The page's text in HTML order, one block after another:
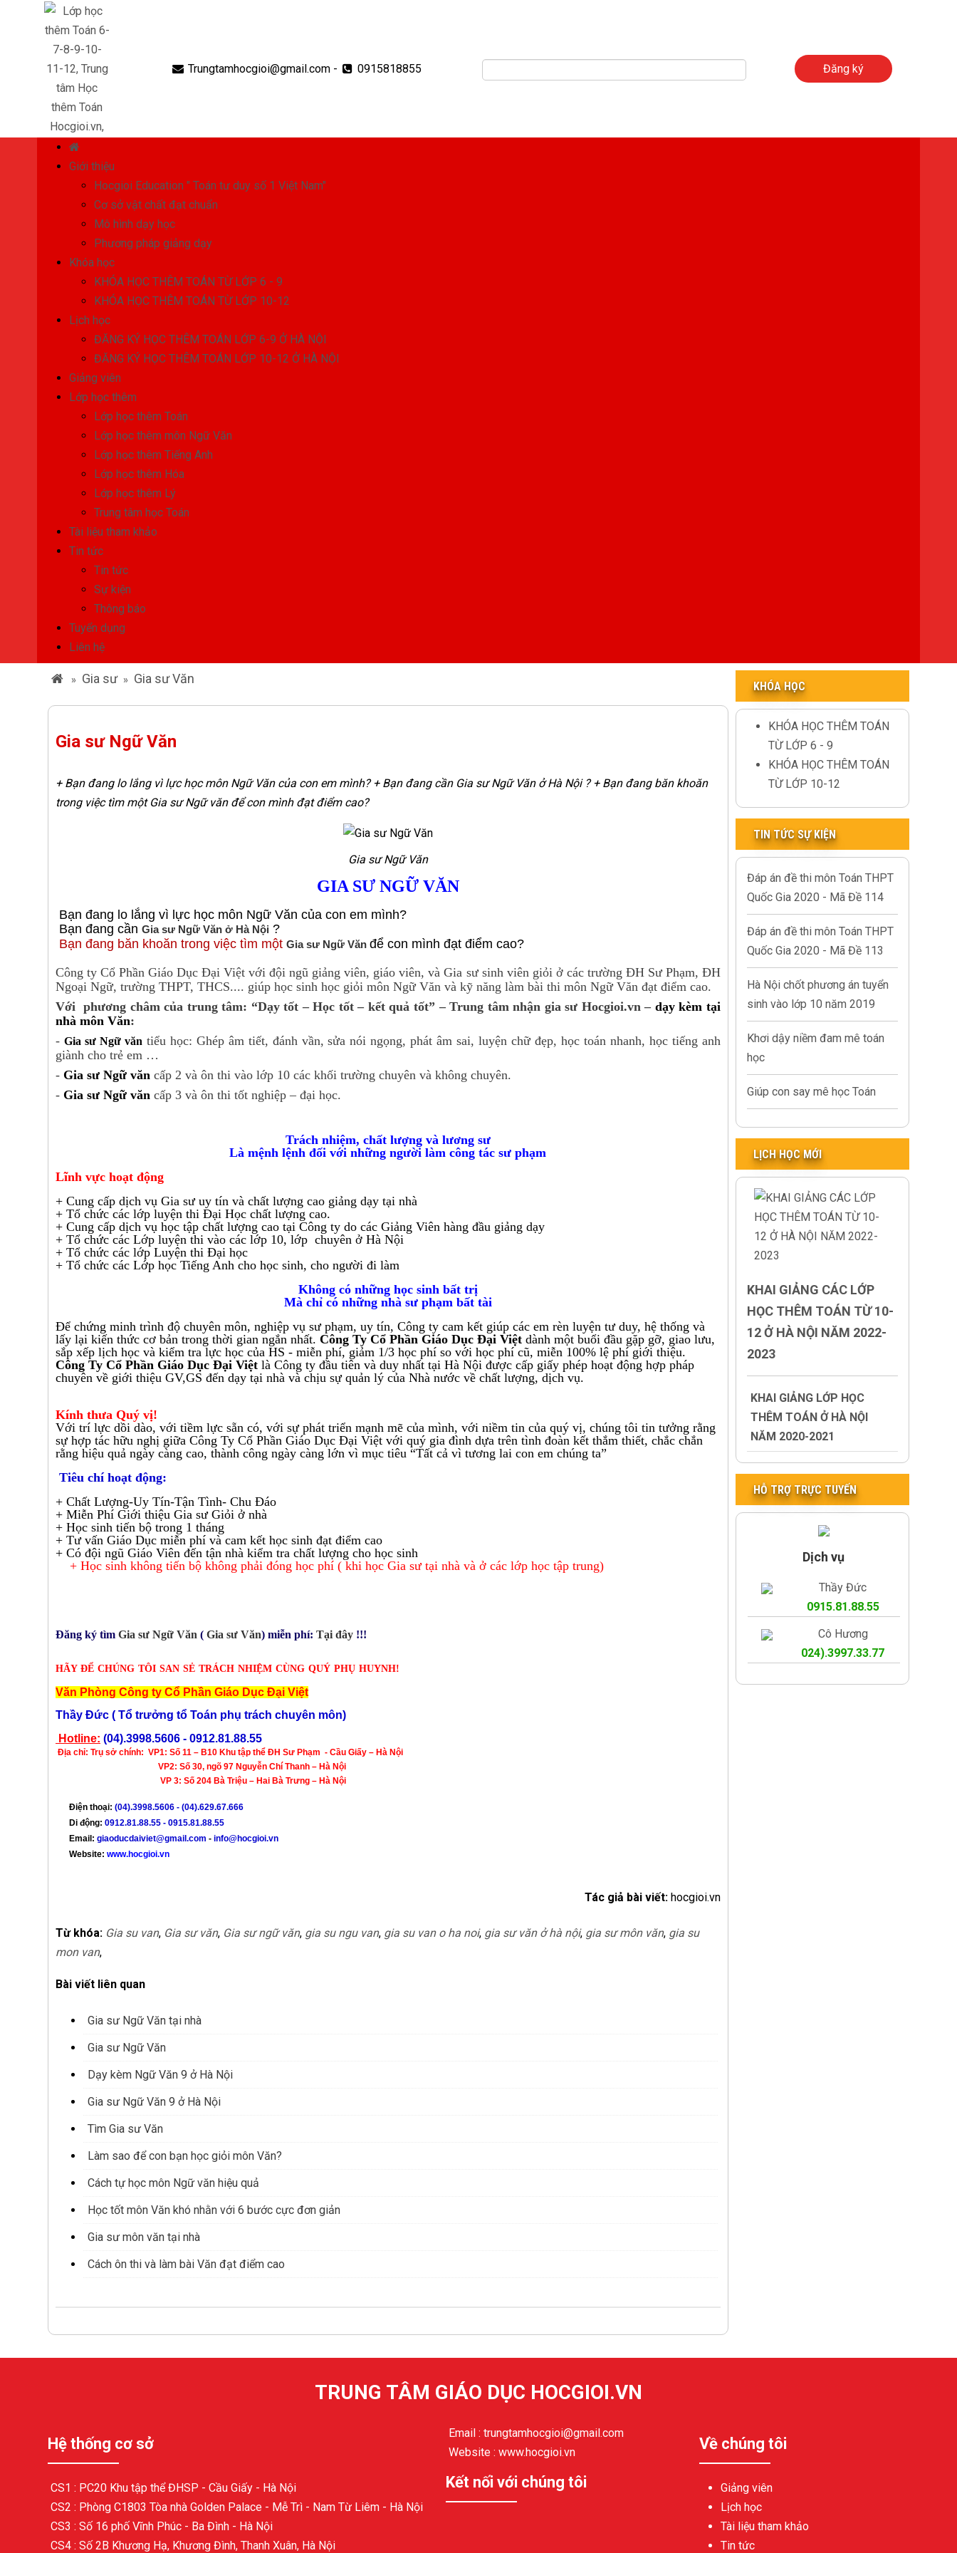
Trungtamhocgioi@gmail.com- 0915818855 Đăng ký
Giới thiệu
Hocgioi Education " Toán tư duy số 1 Việt Nam"
Cơ sở vật chất đạt chuẩn
Mô hình dạy học
Phương pháp giảng dạy
Khóa học
KHÓA HỌC THÊM TOÁN TỪ LỚP 6 - 9
KHÓA HỌC THÊM TOÁN TỪ LỚP 10-12
Lịch học
ĐĂNG KÝ HỌC THÊM TOÁN LỚP 6-9 Ở HÀ NỘI
ĐĂNG KÝ HỌC THÊM TOÁN LỚP 10-12 Ở HÀ NỘI
Giảng viên
Lớp học thêm
Lớp học thêm Toán
Lớp học thêm môn Ngữ Văn
Lớp học thêm Tiếng Anh
Lớp học thêm Hóa
Lớp học thêm Lý
Trung tâm học Toán
Tài liệu tham khảo
Tin tức
Tin tức
Sự kiện
Thông báo
Tuyển dụng
Liên hệ
» Gia sư » Gia sư Văn
Gia sư Ngữ Văn
+ Bạn đang lo lắng vì lực học môn Ngữ Văn của con em mình? + Bạn đang cần Gia sư Ngữ Văn ở Hà Nội ? + Bạn đang băn khoăn
trong việc tìm một Gia sư Ngữ văn để con mình đạt điểm cao?
Gia sư Ngữ Văn
GIA SƯ NGỮ VĂN
Bạn đang lo lắng vì lực học môn Ngữ Văn của con em mình?
Bạn đang cần Gia sư Ngữ Văn ở Hà Nội ?
Bạn đang băn khoăn trong việc tìm một Gia sư Ngữ Văn để con mình đạt điểm cao?
Công ty Cổ Phần Giáo Dục Đại Việt với đội ngũ giảng viên, giáo viên, và Gia sư sinh viên giỏi ở các trường ĐH Sư Phạm, ĐH
Ngoại Ngữ, trường THPT, THCS.... giúp học sinh học giỏi môn Ngữ Văn và kỹ năng làm bài thi môn Ngữ Văn đạt điểm cao.
Với phương châm của trung tâm: “Dạy tốt – Học tốt – kết quả tốt” – Trung tâm nhận gia sư Hocgioi.vn – dạy kèm tại
nhà môn Văn:
- Gia sư Ngữ văntiểu học: Ghép âm tiết, đánh vần, sửa nói ngọng, phát âm sai, luyện chữ đẹp, học toán nhanh, học tiếng anh
giành cho trẻ em …
- Gia sư Ngữ văn cấp 2 và ôn thi vào lớp 10 các khối trường chuyên và không chuyên.
- Gia sư Ngữ văn cấp 3 và ôn thi tốt nghiệp – đại học.
Trách nhiệm, chất lượng và lương sư
Là mệnh lệnh đối với những người làm công tác sư phạm
Lĩnh vực hoạt động
+ Cung cấp dịch vụ Gia sư uy tín và chất lượng cao giảng dạy tại nhà
+ Tổ chức các lớp luyện thi Đại Học chất lượng cao.
+ Cung cấp dịch vụ học tập chất lượng cao tại Công ty do các Giảng Viên hàng đầu giảng dạy
+ Tổ chức các Lớp luyện thi vào các lớp 10, lớp chuyên ở Hà Nội
+ Tổ chức các lớp Luyện thi Đại học
+ Tổ chức các Lớp học Tiếng Anh cho học sinh, cho người đi làm
Không có những học sinh bất trị
Mà chỉ có những nhà sư phạm bất tài
Để chứng minh trình độ chuyên môn, nghiệp vụ sư phạm, uy tín, Công ty cam kết giúp các em rèn luyện tư duy, hệ thống và
lấy lại kiến thức cơ bản trong thời gian ngắn nhất. Công Ty Cổ Phần Giáo Dục Đại Việt dành một buổi đầu gặp gỡ, giao lưu,
sắp xếp lịch học và kiểm tra lực học của HS - miễn phí, giảm 1/3 học phí so với học phí cũ, miễn 100% lệ phí giới thiệu.
Công Ty Cổ Phần Giáo Dục Đại Việt là Công ty đầu tiên và duy nhất tại Hà Nội được cấp giấy phép hoạt động hợp pháp
chuyên về giới thiệu GV,GS đến dạy tại nhà và chịu sự quản lý của Nhà nước về chất lượng, dịch vụ.
Kính thưa Quý vị!
Với trí lực dồi dào, với tiềm lực sẵn có, với sự phát triển mạnh mẽ của mình, với niềm tin của quý vị, chúng tôi tin tưởng rằng
sự hợp tác hữu nghị giữa Công Ty Cổ Phần Giáo Dục Đại Việt với quý gia đình dựa trên tình đoàn kết thắm thiết, chắc chắn
rằng hiệu quả ngày càng cao, thành công ngày càng lớn vì mục tiêu “Tất cả vì tương lai con em chúng ta”
Tiêu chí hoạt động:
+ Chất Lượng-Uy Tín-Tận Tình- Chu Đáo
+ Miễn Phí Giới thiệu Gia sư Giỏi ở nhà
+ Học sinh tiến bộ trong 1 tháng
+ Tư vấn Giáo Dục miễn phí và cam kết học sinh đạt điểm cao
+ Có đội ngũ Giáo Viên đến tận nhà kiểm tra chất lượng cho học sinh
+ Học sinh không tiến bộ không phải đóng học phí ( khi học Gia sư tại nhà và ở các lớp học tập trung)
Đăng ký tìm Gia sư Ngữ Văn ( Gia sư Văn) miễn phí: Tại đây !!!
HÃY ĐỂ CHÚNG TÔI SAN SẺ TRÁCH NHIỆM CÙNG QUÝ PHỤ HUYNH!
Văn Phòng Công ty Cổ Phần Giáo Dục Đại Việt
Thầy Đức ( Tổ trưởng tổ Toán phụ trách chuyên môn)
Hotline: (04).3998.5606 - 0912.81.88.55
Địa chỉ: Trụ sở chính: VP1: Số 11 – B10 Khu tập thể ĐH Sư Phạm - Cầu Giấy – Hà Nội
VP2: Số 30, ngõ 97 Nguyễn Chí Thanh – Hà Nội
VP 3: Số 204 Bà Triệu – Hai Bà Trưng – Hà Nội
Điện thoại: (04).3998.5606 - (04).629.67.666
Di động: 0912.81.88.55 - 0915.81.88.55
Email: giaoducdaiviet@gmail.com - info@hocgioi.vn
Website: www.hocgioi.vn
Tác giả bài viết: hocgioi.vn
Từ khóa: Gia su van, Gia sư văn, Gia sư ngữ văn, gia su ngu van, gia su van o ha noi, gia sư văn ở hà nội, gia sư môn văn, gia su
mon van,
Bài viết liên quan
Gia sư Ngữ Văn tại nhà
Gia sư Ngữ Văn
Dạy kèm Ngữ Văn 9 ở Hà Nội
Gia sư Ngữ Văn 9 ở Hà Nội
Tìm Gia sư Văn
Làm sao để con bạn học giỏi môn Văn?
Cách tự học môn Ngữ văn hiệu quả
Học tốt môn Văn khó nhằn với 6 bước cực đơn giản
Gia sư môn văn tại nhà
Cách ôn thi và làm bài Văn đạt điểm cao
KHÓA HỌC
KHÓA HỌC THÊM TOÁN
TỪ LỚP 6 - 9
KHÓA HỌC THÊM TOÁN
TỪ LỚP 10-12
TIN TỨC SỰ KIỆN
Đáp án đề thi môn Toán THPT
Quốc Gia 2020 - Mã Đề 114
Đáp án đề thi môn Toán THPT
Quốc Gia 2020 - Mã Đề 113
Hà Nội chốt phương án tuyển
sinh vào lớp 10 năm 2019
Khơi dậy niềm đam mê toán
học
Giúp con say mê học Toán
LỊCH HỌC MỚI
KHAI GIẢNG CÁC LỚP
HỌC THÊM TOÁN TỪ 10-
12 Ở HÀ NỘI NĂM 2022-
2023
KHAI GIẢNG LỚP HỌC
THÊM TOÁN Ở HÀ NỘI
NĂM 2020-2021
HỖ TRỢ TRỰC TUYẾN
Dịch vụ
Thầy Đức
0915.81.88.55
Cô Hương
024).3997.33.77
TRUNG TÂM GIÁO DỤC HOCGIOI.VN
Hệ thống cơ sở
CS1 : PC20 Khu tập thể ĐHSP - Cầu Giấy - Hà Nội
CS2 : Phòng C1803 Tòa nhà Golden Palace - Mễ Trì - Nam Từ Liêm - Hà Nội
CS3 : Số 16 phố Vĩnh Phúc - Ba Đình - Hà Nội
CS4 : Số 2B Khương Hạ, Khương Đình, Thanh Xuân, Hà Nội
Email : trungtamhocgioi@gmail.com
Website : www.hocgioi.vn
Kết nối với chúng tôi
Về chúng tôi
Giảng viên
Lịch học
Tài liệu tham khảo
Tin tức